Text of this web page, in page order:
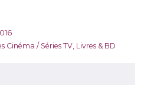
Cinéma / Séries TV Livres & BD